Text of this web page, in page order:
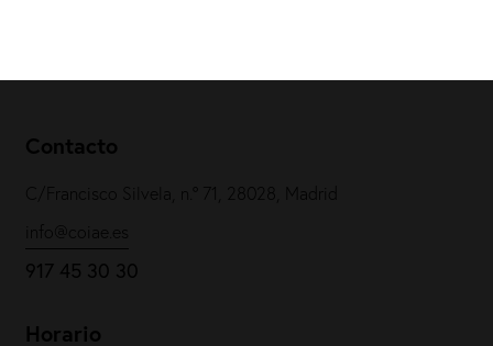
Contacto
C/Francisco Silvela, n.º 71, 28028, Madrid
917 45 30 30
Horario